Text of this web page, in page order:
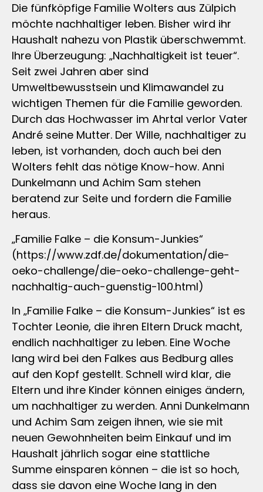
Die fünfköpfige Familie Wolters aus Zülpich
möchte nachhaltiger leben. Bisher wird ihr
Haushalt nahezu von Plastik überschwemmt.
Ihre Überzeugung: „Nachhaltigkeit ist teuer“.
Seit zwei Jahren aber sind
Umweltbewusstsein und Klimawandel zu
wichtigen Themen für die Familie geworden.
Durch das Hochwasser im Ahrtal verlor Vater
André seine Mutter. Der Wille, nachhaltiger zu
leben, ist vorhanden, doch auch bei den
Wolters fehlt das nötige Know-how. Anni
Dunkelmann und Achim Sam stehen
beratend zur Seite und fordern die Familie
heraus.
„Familie Falke – die Konsum-Junkies“
(https://www.zdf.de/dokumentation/die-
oeko-challenge/die-oeko-challenge-geht-
nachhaltig-auch-guenstig-100.html)
In „Familie Falke – die Konsum-Junkies“ ist es
Tochter Leonie, die ihren Eltern Druck macht,
endlich nachhaltiger zu leben. Eine Woche
lang wird bei den Falkes aus Bedburg alles
auf den Kopf gestellt. Schnell wird klar, die
Eltern und ihre Kinder können einiges ändern,
um nachhaltiger zu werden. Anni Dunkelmann
und Achim Sam zeigen ihnen, wie sie mit
neuen Gewohnheiten beim Einkauf und im
Haushalt jährlich sogar eine stattliche
Summe einsparen können – die ist so hoch,
dass sie davon eine Woche lang in den